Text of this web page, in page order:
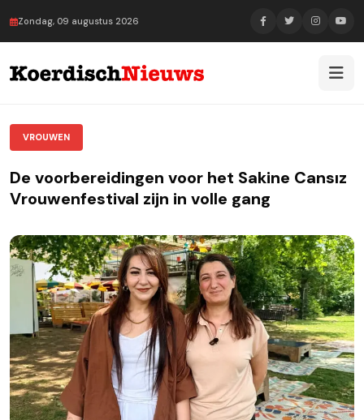
Zondag, 09 augustus 2026
VROUWEN
De voorbereidingen voor het Sakine Cansız
Vrouwenfestival zijn in volle gang